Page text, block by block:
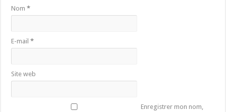
Nom*
E-mail*
Site web
Enregistrer mon nom,